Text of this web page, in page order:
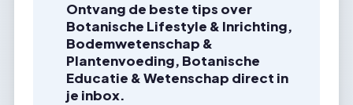
Ontvang de beste tips over
Botanische Lifestyle & Inrichting,
Bodemwetenschap &
Plantenvoeding, Botanische
Educatie & Wetenschap direct in
je inbox.